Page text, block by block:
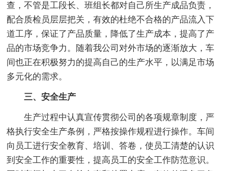
查，不管是工段长、班组长都对自己所生产成品负责，
配合质检员层层把关，有效的杜绝不合格的产品流入下
道工序，保证了产品质量，降低了生产成本，提高了产
品的市场竞争力。随着我公司对外市场的逐渐放大，车
间也正在积极努力的提高自己的生产水平，以满足市场
多元化的需求。
三、安全生产
生产过程中认真宣传贯彻公司的各项规章制度，严
格执行安全生产条例，严格按操作规程进行操作。车间
向员工进行安全教育、培训、答卷，使员工清楚的认识
到安全工作的重要性，提高员工的安全工作防范意识。